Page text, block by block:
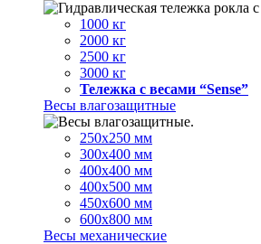
1000 кг
2000 кг
2500 кг
3000 кг
Тележка с весами “Sense”
Весы влагозащитные
250х250 мм
300х400 мм
400х400 мм
400х500 мм
450х600 мм
600х800 мм
Весы механические